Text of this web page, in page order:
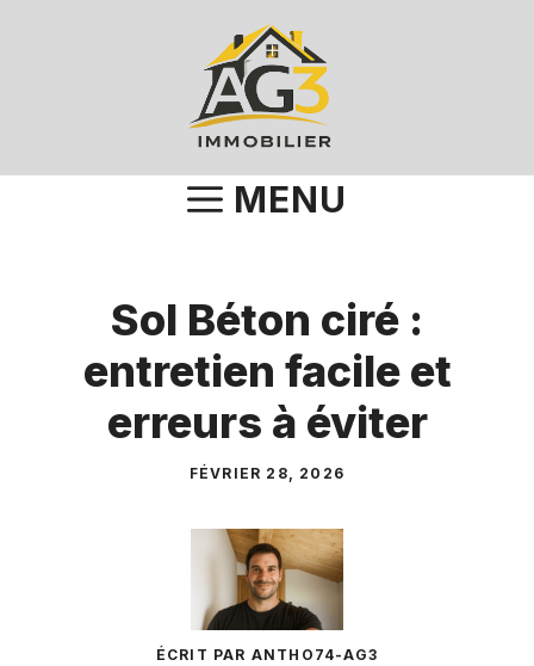
MENU
Sol Béton ciré :
entretien facile et
erreurs à éviter
FÉVRIER 28, 2026
ÉCRIT PAR ANTHO74-AG3